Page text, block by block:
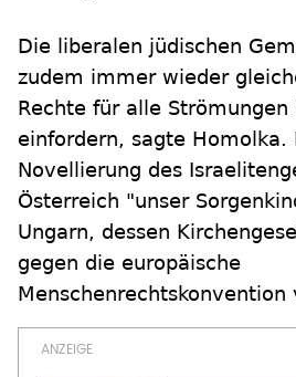
Die liberalen jüdischen
zudem immer wieder
Rechte für alle Strömungen
einfordern, sagte Homolka.
Novellierung des
Österreich "unser
Ungarn, dessen
gegen die europäische
Menschenrechtskonvention